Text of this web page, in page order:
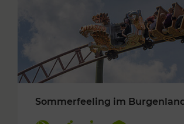
Sommerfeeling im Burgenland